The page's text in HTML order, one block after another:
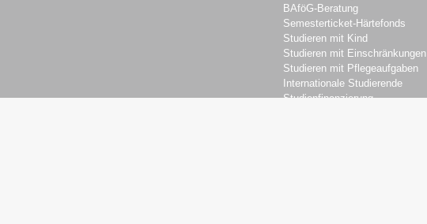
BAföG-Beratung
Semesterticket-Härtefonds
Studieren mit Kind
Studieren mit Einschränkungen
Studieren mit Pflegeaufgaben
Internationale Studierende
Studienfinanzierung